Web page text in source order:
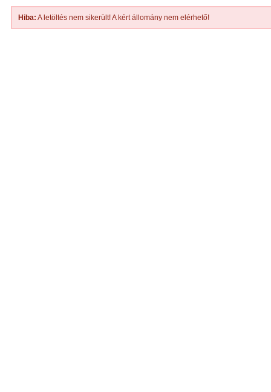
Hiba: A letöltés nem sikerült! A kért állomány nem elérhető!